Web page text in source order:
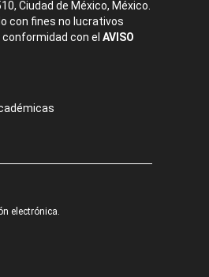
Ciudad de México, México.
con fines no lucrativos
con el AVISO
electrónica.